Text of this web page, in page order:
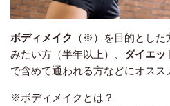
ボディメイク （※）を目的とした
みたい方（半年以上）、 ダイエッ
で含めて通われる方などにオスス
※ボディメイクとは？